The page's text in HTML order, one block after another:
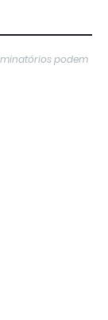
podem